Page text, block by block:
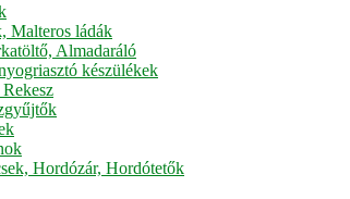
Malteros ládák
Almadaráló
készülékek
Hordózár, Hordótetők